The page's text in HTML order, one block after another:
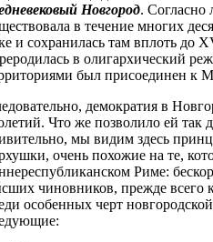
Новгород. Согласно
в течение многих
и сохранилась там вплоть до
в олигархический
был присоединен к
демократия в
Что же позволило ей так
мы видим здесь
очень похожие на те,
Риме:
чиновников, прежде всего
особенных черт